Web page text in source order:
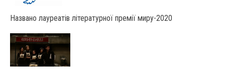
Названо лауреатів літературної премії миру-2020